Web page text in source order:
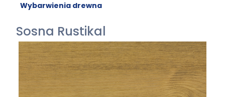
Wybarwienia drewna
Sosna Rustikal